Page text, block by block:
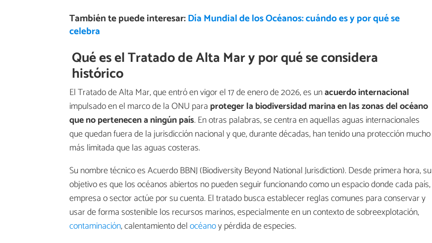
También te puede interesar:Día Mundial de los Océanos: cuándo es y por qué se
celebra
Qué es el Tratado de Alta Mar y por qué se considera
histórico
El Tratado de Alta Mar, que entró en vigor el 17 de enero de 2026, es unacuerdo internacional
impulsado en el marco de la ONU para proteger la biodiversidad marina en las zonas del océano
que no pertenecen a ningún país. En otras palabras, se centra en aquellas aguas internacionales
que quedan fuera de la jurisdicción nacional y que, durante décadas, han tenido una protección mucho
más limitada que las aguas costeras.
Su nombre técnico es Acuerdo BBNJ (Biodiversity Beyond National Jurisdiction). Desde primera hora, su
objetivo es que los océanos abiertos no pueden seguir funcionando como un espacio donde cada país,
empresa o sector actúe por su cuenta. El tratado busca establecer reglas comunes para conservar y
usar de forma sostenible los recursos marinos, especialmente en un contexto de sobreexplotación,
contaminación, calentamiento delocéanoy pérdida de especies.